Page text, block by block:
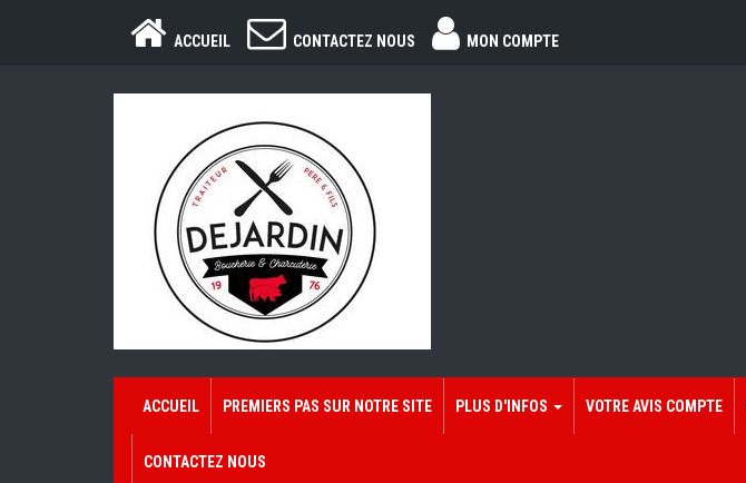
ACCUEIL CONTACTEZ NOUS MON COMPTE
ACCUEIL PREMIERS PAS SUR NOTRE SITE PLUS D'INFOS VOTRE AVIS COMPTE
CONTACTEZ NOUS